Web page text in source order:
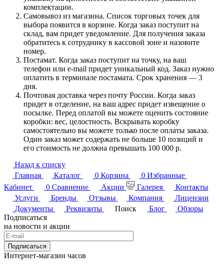
комплектации.
Самовывоз из магазина. Список торговых точек для
выбора появится в корзине. Когда заказ поступит на
склад, вам придет уведомление. Для получения заказа
обратитесь к сотруднику в кассовой зоне и назовите
номер.
Постамат. Когда заказ поступит на точку, на ваш
телефон или e-mail придет уникальный код. Заказ нужно
оплатить в терминале постамата. Срок хранения — 3
дня.
Почтовая доставка через почту России. Когда заказ
придет в отделение, на ваш адрес придет извещение о
посылке. Перед оплатой вы можете оценить состояние
коробки: вес, целостность. Вскрывать коробку
самостоятельно вы можете только после оплаты заказа.
Один заказ может содержать не больше 10 позиций и
его стоимость не должна превышать 100 000 р.
Назад к списку
Главная
Каталог 0 Корзина 0 Избранные
Кабинет
0 Сравнение Акции Галерея
Контакты
Услуги
Бренды Отзывы Компания
Лицензии
Документы
Реквизиты Поиск Блог
Обзоры
Подписаться
на новости и акции
Подписаться
Интернет-магазин часов